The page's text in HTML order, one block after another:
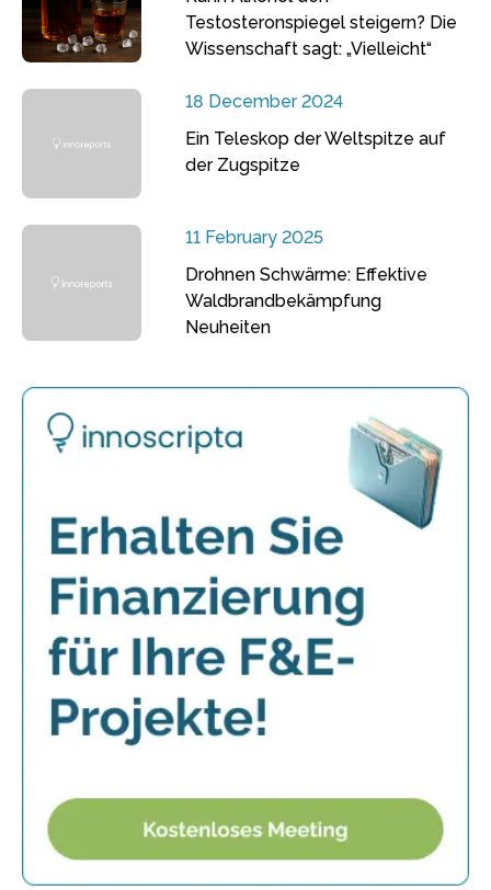
Testosteronspiegel steigern? Die
Wissenschaft sagt: „Vielleicht“
18 December 2024
Ein Teleskop der Weltspitze auf
der Zugspitze
11 February 2025
Drohnen Schwärme: Effektive
Waldbrandbekämpfung
Neuheiten